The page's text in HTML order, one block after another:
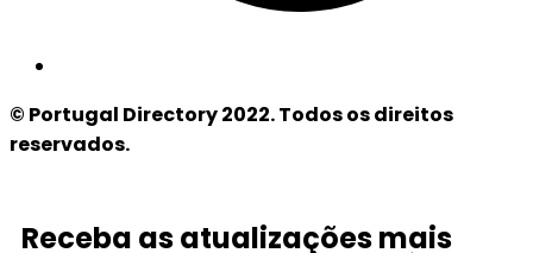
© Portugal Directory 2022. Todos os direitos
reservados.
Receba as atualizações mais